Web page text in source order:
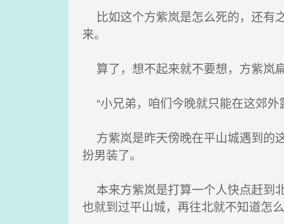
比如这个方紫岚是怎么死的，还有
来。
算了，想不起来就不要想，方紫岚
“小兄弟，咱们今晚就只能在这郊外
方紫岚是昨天傍晚在平山城遇到的
扮男装了。
本来方紫岚是打算一个人快点赶到
也就到过平山城，再往北就不知道怎么